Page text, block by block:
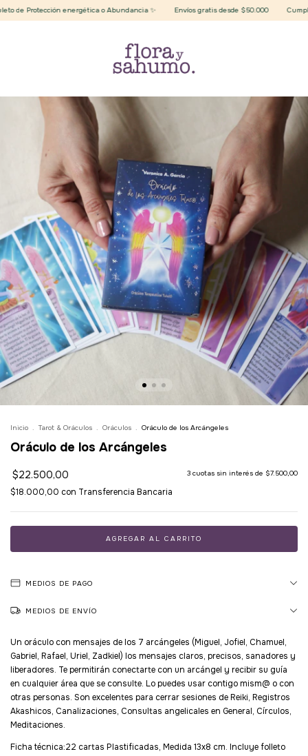
Protección energética o Abundancia ✨ Envíos gratis desde $50.000
Inicio . Tarot & Oráculos . Oráculos . Oráculo de los Arcángeles
Oráculo de los Arcángeles
$22.500,00 3 cuotas sin interés de $7.500,00
$18.000,00 con Transferencia Bancaria
MEDIOS DE PAGO
MEDIOS DE ENVÍO
Un oráculo con mensajes de los 7 arcángeles (Miguel, Jofiel, Chamuel,
Gabriel, Rafael, Uriel, Zadkiel) los mensajes claros, precisos, sanadores y
liberadores. Te permitirán conectarte con un arcángel y recibir su guía
en cualquier área que se consulte. Lo puedes usar contigo mism@ o con
otras personas. Son excelentes para cerrar sesiones de Reiki, Registros
Akashicos, Canalizaciones, Consultas angelicales en General, Círculos,
Meditaciones.
Ficha técnica:22 cartas Plastificadas, Medida 13x8 cm. Incluye folleto